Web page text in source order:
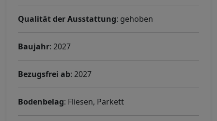
Qualität der Ausstattung: gehoben
Baujahr: 2027
Bezugsfrei ab: 2027
Bodenbelag: Fliesen, Parkett